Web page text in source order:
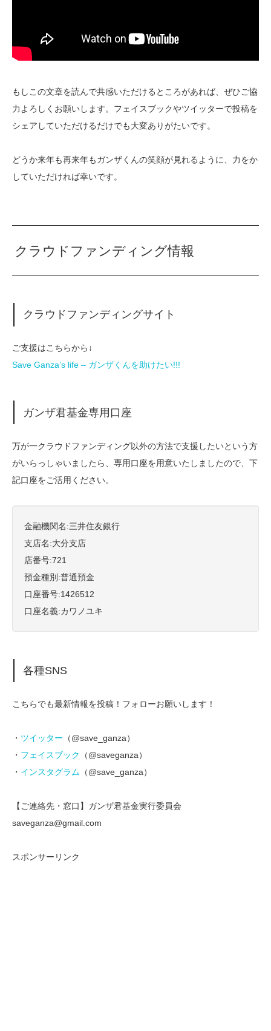
もしこの文章を読んで共感いただけるところがあれば、ぜひご協
力よろしくお願いします。フェイスブックやツイッターで投稿を
シェアしていただけるだけでも大変ありがたいです。
どうか来年も再来年もガンザくんの笑顔が見れるように、力をか
していただければ幸いです。
クラウドファンディング情報
クラウドファンディングサイト
ご支援はこちらから↓
Save Ganza’s life – ガンザくんを助けたい!!!
ガンザ君基金専用口座
万が一クラウドファンディング以外の方法で支援したいという方
がいらっしゃいましたら、専用口座を用意いたしましたので、下
記口座をご活用ください。
金融機関名:三井住友銀行
支店名:大分支店
店番号:721
預金種別:普通預金
口座番号:1426512
口座名義:カワノユキ
各種SNS
こちらでも最新情報を投稿！フォローお願いします！
・ ツイッター （@save_ganza）
・ フェイスブック
（@saveganza）
・ インスタグラム （@save_ganza）
【ご連絡先・窓口】ガンザ君基金実行委員会
saveganza@gmail.com
スポンサーリンク